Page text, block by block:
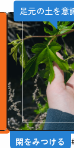
足元の土を意
閑をみつける